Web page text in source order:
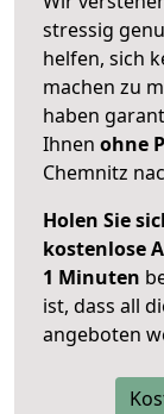
stressig
helfen, sich
machen zu
haben
Ihnen ohne
Chemnitz
Holen Sie
kostenlose
1 Minuten
ist, dass all
angeboten